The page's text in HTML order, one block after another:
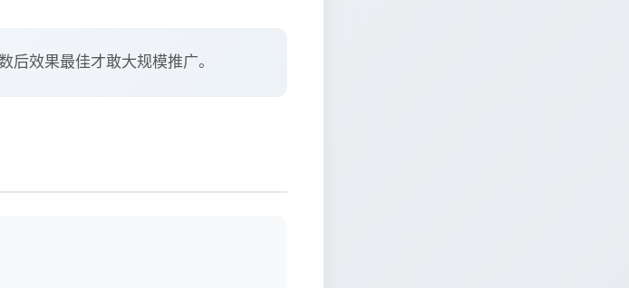
后效果最佳才敢大规模推广。